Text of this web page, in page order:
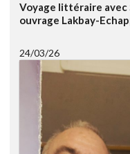
Voyage littéraire avec
ouvrage Lakbay-
24/03/26